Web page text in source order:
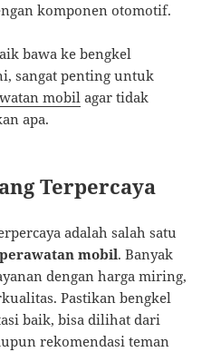
komponen otomotif.
bawa ke bengkel
sangat penting untuk
mobil agar tidak
apa.
Terpercaya
adalah salah satu
perawatan mobil. Banyak
dengan harga miring,
Pastikan bengkel
baik, bisa dilihat dari
rekomendasi teman